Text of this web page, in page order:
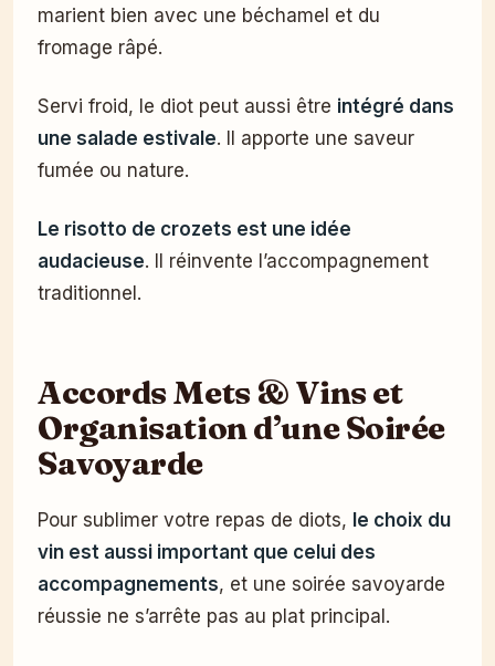
marient bien avec une béchamel et du
fromage râpé.
Servi froid, le diot peut aussi être intégré dans
une salade estivale. Il apporte une saveur
fumée ou nature.
Le risotto de crozets est une idée
audacieuse. Il réinvente l’accompagnement
traditionnel.
Accords Mets & Vins et
Organisation d’une Soirée
Savoyarde
Pour sublimer votre repas de diots, le choix du
vin est aussi important que celui des
accompagnements, et une soirée savoyarde
réussie ne s’arrête pas au plat principal.